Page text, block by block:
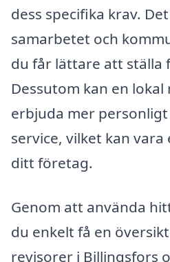
dess specifika krav.
samarbetet och
du får lättare att ställa
Dessutom kan en
erbjuda mer
service, vilket kan
ditt företag.
Genom att använda
du enkelt få en
revisorer i Billingsfors